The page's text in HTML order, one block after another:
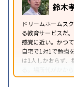
鈴木
ドリームホームス
る教育サービスだ
感覚に近い。かつ
自宅で1対1で勉強
は1人しかおらず
る。場所代がかか
近所にいい講師が